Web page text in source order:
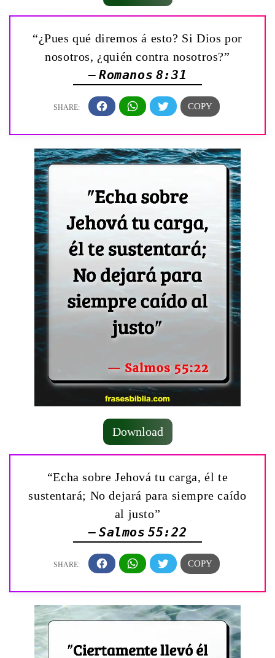
“¿Pues qué diremos á esto? Si Dios por
nosotros, ¿quién contra nosotros?”
— Romanos 8:31
Download
“Echa sobre Jehová tu carga, él te
sustentará; No dejará para siempre caído
al justo”
— Salmos 55:22